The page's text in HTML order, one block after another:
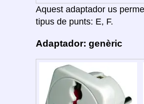
Aquest adaptador us
tipus de punts: E, F.
Adaptador: genèric